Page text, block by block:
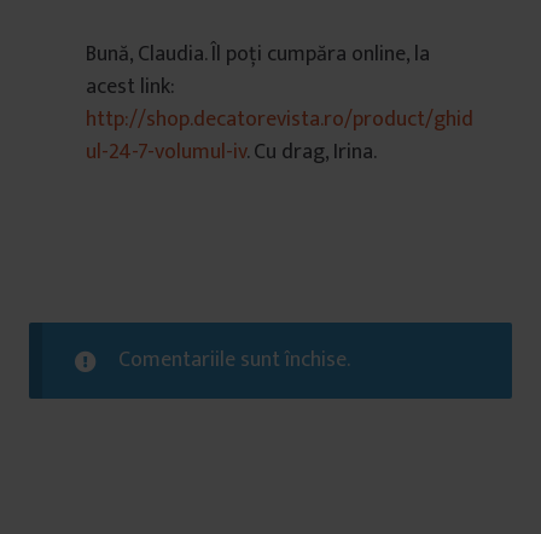
Bună, Claudia. Îl poți cumpăra online, la
acest link:
http://shop.decatorevista.ro/product/ghid
ul-24-7-volumul-iv. Cu drag, Irina.
Comentariile sunt închise.